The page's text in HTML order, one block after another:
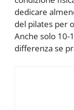
dedicare
del pilates per
Anche solo 10-
differenza se